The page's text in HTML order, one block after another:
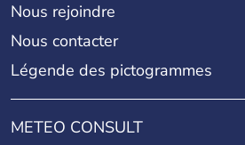
Nous rejoindre
Nous contacter
Légende des pictogrammes
METEO CONSULT